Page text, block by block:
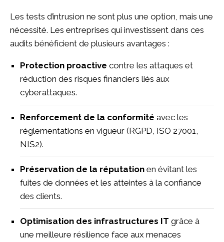
Les tests d’intrusion ne sont plus une option, mais une
nécessité. Les entreprises qui investissent dans ces
audits bénéficient de plusieurs avantages :
Protection proactive contre les attaques et
réduction des risques financiers liés aux
cyberattaques.
Renforcement de la conformité avec les
réglementations en vigueur (RGPD, ISO 27001,
NIS2).
Préservation de la réputation en évitant les
fuites de données et les atteintes à la confiance
des clients.
Optimisation des infrastructures IT grâce à
une meilleure résilience face aux menaces